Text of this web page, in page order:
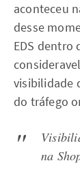
aconteceu
desse
EDS dentro
visibilidade
do tráfego
na